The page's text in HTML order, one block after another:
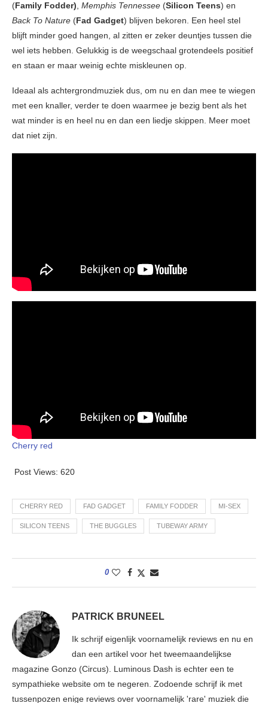
(Family Fodder), Memphis Tennessee (Silicon Teens) en
Back To Nature (Fad Gadget) blijven bekoren. Een heel stel
blijft minder goed hangen, al zitten er zeker deuntjes tussen die
wel iets hebben. Gelukkig is de weegschaal grotendeels positief
en staan er maar weinig echte miskleunen op.
Ideaal als achtergrondmuziek dus, om nu en dan mee te wiegen
met een knaller, verder te doen waarmee je bezig bent als het
wat minder is en heel nu en dan een liedje skippen. Meer moet
dat niet zijn.
Cherry red
Post Views: 620
CHERRY RED FAD GADGET FAMILY FODDER MI-SEX
SILICON TEENS THE BUGGLES TUBEWAY ARMY
0
PATRICK BRUNEEL
Ik schrijf eigenlijk voornamelijk reviews en nu en
dan een artikel voor het tweemaandelijkse
magazine Gonzo (Circus). Luminous Dash is echter een te
sympathieke website om te negeren. Zodoende schrijf ik met
tussenpozen enige reviews over voornamelijk 'rare' muziek die